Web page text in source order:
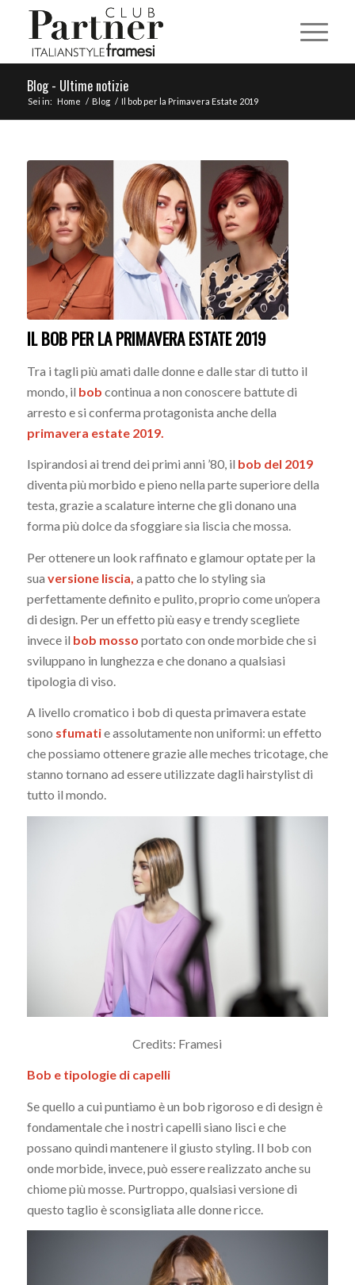
Blog - Ultime notizie
Sei in: Home / Blog / Il bob per la Primavera Estate 2019
IL BOB PER LA PRIMAVERA ESTATE 2019
Tra i tagli più amati dalle donne e dalle star di tutto il
mondo, il bob continua a non conoscere battute di
arresto e si conferma protagonista anche della
primavera estate 2019.
Ispirandosi ai trend dei primi anni ’80, il bob del 2019
diventa più morbido e pieno nella parte superiore della
testa, grazie a scalature interne che gli donano una
forma più dolce da sfoggiare sia liscia che mossa.
Per ottenere un look raffinato e glamour optate per la
sua versione liscia, a patto che lo styling sia
perfettamente definito e pulito, proprio come un’opera
di design. Per un effetto più easy e trendy scegliete
invece il bob mosso portato con onde morbide che si
sviluppano in lunghezza e che donano a qualsiasi
tipologia di viso.
A livello cromatico i bob di questa primavera estate
sono sfumatie assolutamente non uniformi: un effetto
che possiamo ottenere grazie alle meches tricotage, che
stanno tornano ad essere utilizzate dagli hairstylist di
tutto il mondo.
Credits: Framesi
Bob e tipologie di capelli
Se quello a cui puntiamo è un bob rigoroso e di design è
fondamentale che i nostri capelli siano lisci e che
possano quindi mantenere il giusto styling. Il bob con
onde morbide, invece, può essere realizzato anche su
chiome più mosse. Purtroppo, qualsiasi versione di
questo taglio è sconsigliata alle donne ricce.